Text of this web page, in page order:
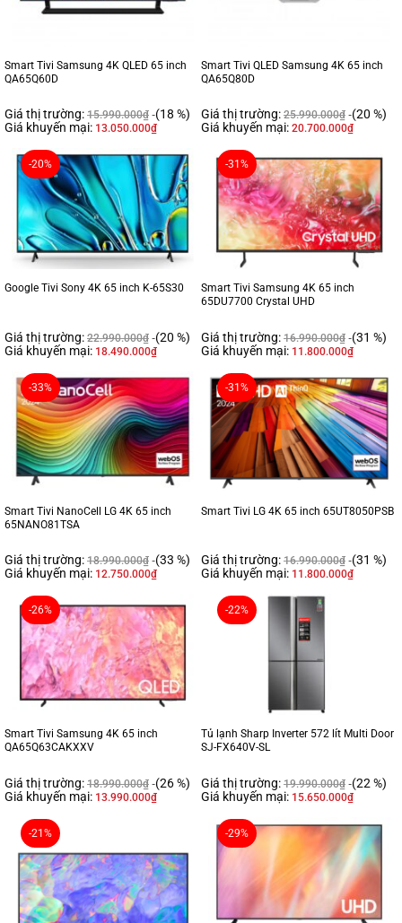
Smart Tivi Samsung 4K QLED 65 inch
QA65Q60D
Giá thị trường: 15.990.000₫ (18 %)
Giá khuyến mại: 13.050.000₫
Smart Tivi QLED Samsung 4K 65 inch
QA65Q80D
Giá thị trường: 25.990.000₫ (20 %)
Giá khuyến mại: 20.700.000₫
-20%
Google Tivi Sony 4K 65 inch K-65S30
Giá thị trường: 22.990.000₫ (20 %)
Giá khuyến mại: 18.490.000₫
-31%
Smart Tivi Samsung 4K 65 inch
65DU7700 Crystal UHD
Giá thị trường: 16.990.000₫ (31 %)
Giá khuyến mại: 11.800.000₫
-33%
Smart Tivi NanoCell LG 4K 65 inch
65NANO81TSA
Giá thị trường: 18.990.000₫ (33 %)
Giá khuyến mại: 12.750.000₫
-31%
Smart Tivi LG 4K 65 inch 65UT8050PSB
Giá thị trường: 16.990.000₫ (31 %)
Giá khuyến mại: 11.800.000₫
-26%
Smart Tivi Samsung 4K 65 inch
QA65Q63CAKXXV
Giá thị trường: 18.990.000₫ (26 %)
Giá khuyến mại: 13.990.000₫
-22%
Tủ lạnh Sharp Inverter 572 lít Multi Door
SJ-FX640V-SL
Giá thị trường: 19.990.000₫ (22 %)
Giá khuyến mại: 15.650.000₫
-21% -29%